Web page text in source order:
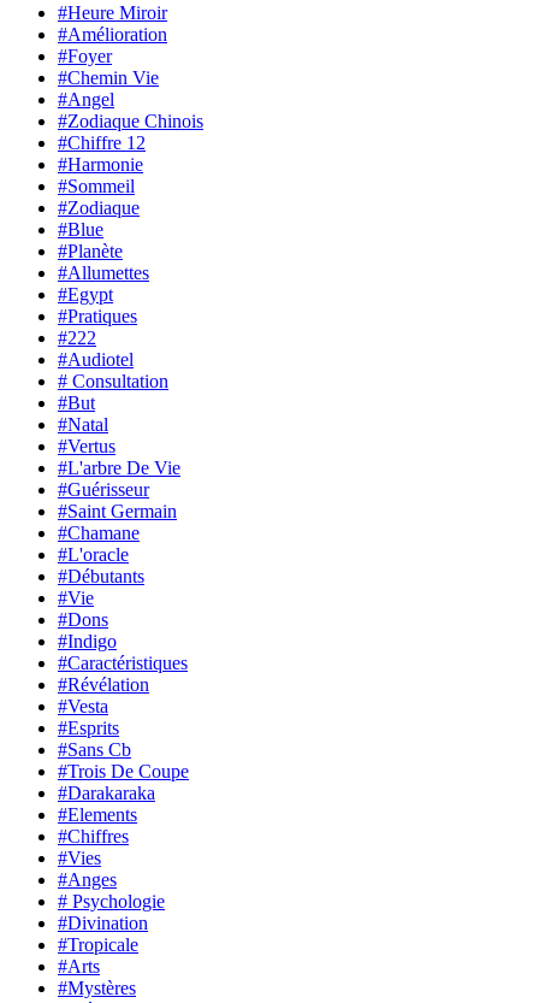
#Heure Miroir
#Amélioration
#Foyer
#Chemin Vie
#Angel
#Zodiaque Chinois
#Chiffre 12
#Harmonie
#Sommeil
#Zodiaque
#Blue
#Planète
#Allumettes
#Egypt
#Pratiques
#222
#Audiotel
# Consultation
#But
#Natal
#Vertus
#L'arbre De Vie
#Guérisseur
#Saint Germain
#Chamane
#L'oracle
#Débutants
#Vie
#Dons
#Indigo
#Caractéristiques
#Révélation
#Vesta
#Esprits
#Sans Cb
#Trois De Coupe
#Darakaraka
#Elements
#Chiffres
#Vies
#Anges
# Psychologie
#Divination
#Tropicale
#Arts
#Mystères